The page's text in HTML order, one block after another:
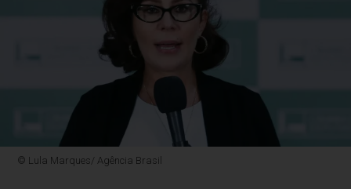
© Lula Marques/ Agência Brasil